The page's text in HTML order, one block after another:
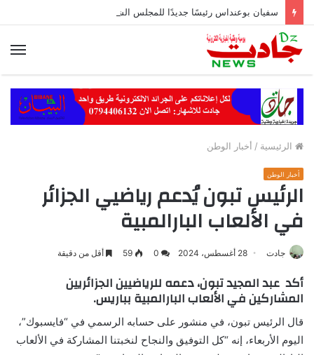
الرئيسية / أخبار الوطن
أخبار الوطن
الرئيس تبون يُدعم رياضيي الجزائر
في الألعاب البارالمبية
جادت 28 أغسطس، 2024 0
59 أقل من دقيقة
أكد عبد المجيد تبون، دعمه للرياضيين الجزائريين
المشاركين في الألعاب البارالمبية بباريس.
قال الرئيس تبون، في منشور على حسابه الرسمي في “فايسبوك”،
اليوم الأربعاء، إنه “كل التوفيق والنجاح لنخبتنا المشاركة في الألعاب